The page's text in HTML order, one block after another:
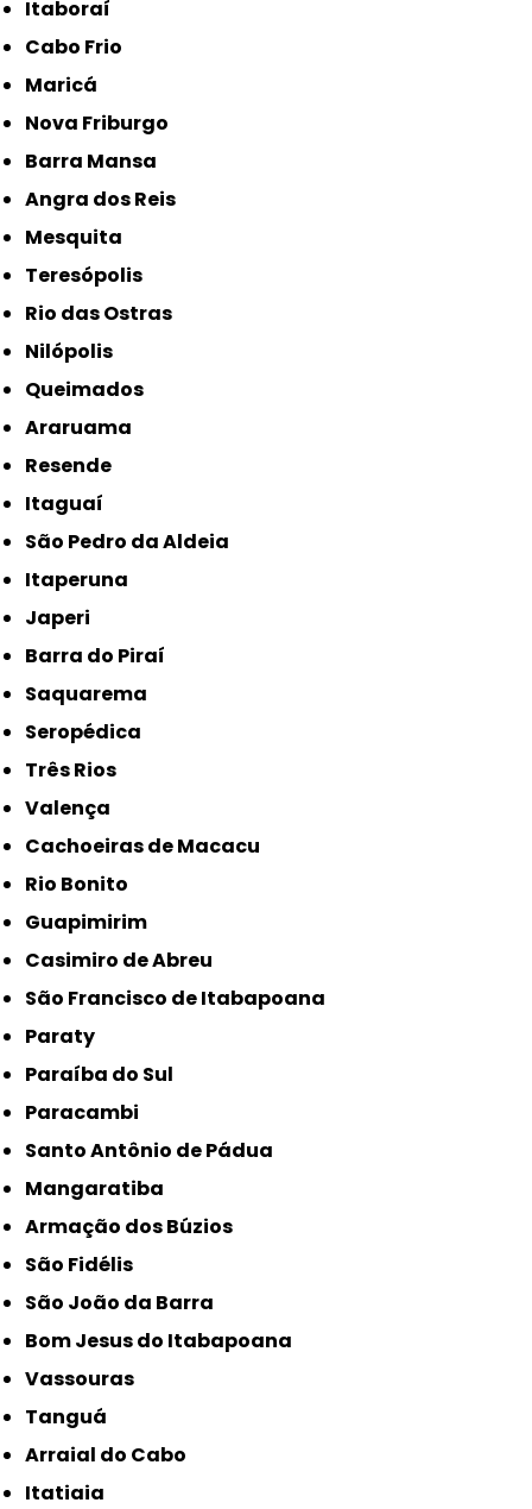
Itaboraí
Cabo Frio
Maricá
Nova Friburgo
Barra Mansa
Angra dos Reis
Mesquita
Teresópolis
Rio das Ostras
Nilópolis
Queimados
Araruama
Resende
Itaguaí
São Pedro da Aldeia
Itaperuna
Japeri
Barra do Piraí
Saquarema
Seropédica
Três Rios
Valença
Cachoeiras de Macacu
Rio Bonito
Guapimirim
Casimiro de Abreu
São Francisco de Itabapoana
Paraty
Paraíba do Sul
Paracambi
Santo Antônio de Pádua
Mangaratiba
Armação dos Búzios
São Fidélis
São João da Barra
Bom Jesus do Itabapoana
Vassouras
Tanguá
Arraial do Cabo
Itatiaia